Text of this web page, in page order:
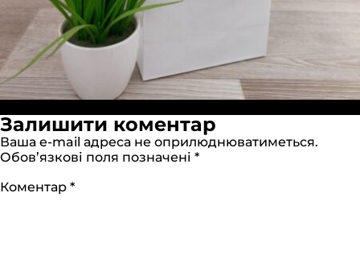
розмір
Залишити коментар
Ваша e-mail адреса не оприлюднюватиметься.
Обов’язкові поля позначені *
Коментар *